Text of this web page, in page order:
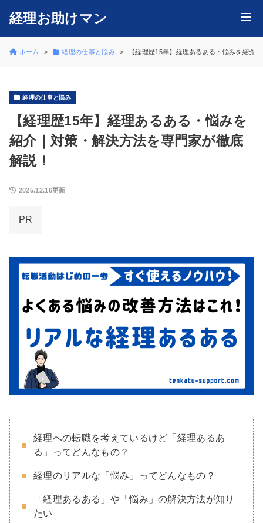
経理お助けマン
ホーム 経理の仕事と悩み 【経理歴15年】経理あるある・悩みを紹介
経理の仕事と悩み
【経理歴15年】経理あるある・悩みを
紹介｜対策・解決方法を専門家が徹底
解説！
2025.12.16更新
PR
経理への転職を考えているけど「経理あるあ
る」ってどんなもの？
経理のリアルな「悩み」ってどんなもの？
「経理あるある」や「悩み」の解決方法が知り
たい